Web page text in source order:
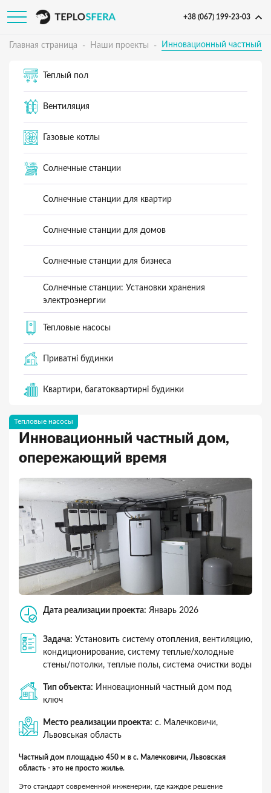
+38 (067) 199-23-03
Главная страница Наши проекты Инновационный частный
Теплый пол
Вентиляция
Газовые котлы
Солнечные станции
Солнечные станции для квартир
Солнечные станции для домов
Солнечные станции для бизнеса
Солнечные станции: Установки хранения
электроэнергии
Тепловые насосы
Приватні будинки
Квартири, багатоквартирні будинки
Тепловые насосы
Инновационный частный дом,
опережающий время
Дата реализации проекта: Январь 2026
Задача: Установить систему отопления, вентиляцию,
кондиционирование, систему теплые/холодные
стены/потолки, теплые полы, система очистки воды
Тип объекта: Инновационный частный дом под
ключ
Место реализации проекта: с. Малечковичи,
Львовськая область
Частный дом площадью 450 м в с. Малечковичи, Львовская
область - это не просто жилье.
Это стандарт современной инженерии, где каждое решение